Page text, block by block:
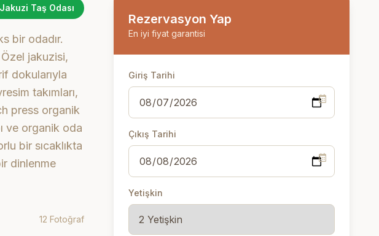
Taş Odası
bir odadır.
Özel jakuzisi,
dokularıyla
takımları,
press organik
ve organik oda
bir sıcaklıkta
dinlenme
12 Fotoğraf
Rezervasyon Yap
En iyi fiyat garantisi
Giriş Tarihi
Çıkış Tarihi
Yetişkin